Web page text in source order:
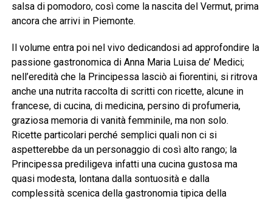
salsa di pomodoro, così come la nascita del Vermut, prima
ancora che arrivi in Piemonte.
Il volume entra poi nel vivo dedicandosi ad approfondire la
passione gastronomica di Anna Maria Luisa de’ Medici;
nell’eredità che la Principessa lasciò ai fiorentini, si ritrova
anche una nutrita raccolta di scritti con ricette, alcune in
francese, di cucina, di medicina, persino di profumeria,
graziosa memoria di vanità femminile, ma non solo.
Ricette particolari perché semplici quali non ci si
aspetterebbe da un personaggio di così alto rango; la
Principessa prediligeva infatti una cucina gustosa ma
quasi modesta, lontana dalla sontuosità e dalla
complessità scenica della gastronomia tipica della